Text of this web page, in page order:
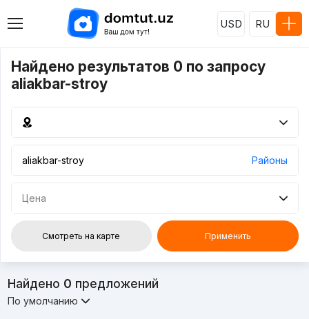
USD RU
Найдено результатов 0 по запросу
aliakbar-stroy
Районы
Цена
Смотреть на карте Применить
Найдено 0 предложений
По умолчанию